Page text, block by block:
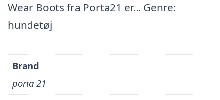
Wear Boots fra Porta21 er… Genre:
hundetøj
Brand
porta 21